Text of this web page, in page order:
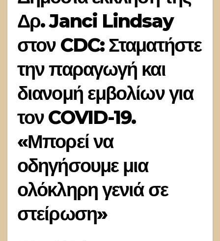
Δρ. Janci Lindsay
στον CDC: Σταματήστε
την παραγωγή και
διανομή εμβολίων για
τον COVID-19.
«Μπορεί να
οδηγήσουμε μια
ολόκληρη γενιά σε
στείρωση»